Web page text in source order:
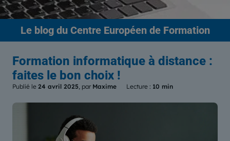
Le blogdu Centre Européen de Formation
Formation informatique à distance :
faites le bon choix !
Publié le 24 avril 2025, par Maxime Lecture : 10 min